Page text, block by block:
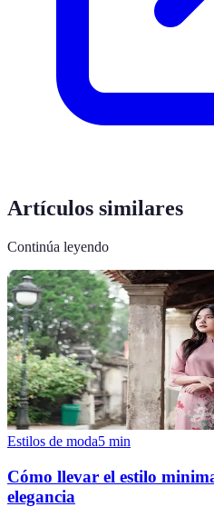
Artículos similares
Continúa leyendo
Estilos de moda5 min
Cómo llevar el estilo
elegancia